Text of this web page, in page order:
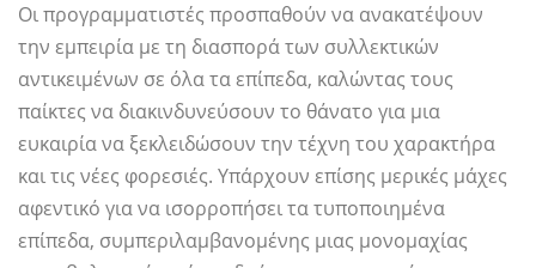
Οι προγραμματιστές προσπαθούν να ανακατέψουν
την εμπειρία με τη διασπορά των συλλεκτικών
αντικειμένων σε όλα τα επίπεδα, καλώντας τους
παίκτες να διακινδυνεύσουν το θάνατο για μια
ευκαιρία να ξεκλειδώσουν την τέχνη του χαρακτήρα
και τις νέες φορεσιές. Υπάρχουν επίσης μερικές μάχες
αφεντικό για να ισορροπήσει τα τυποποιημένα
επίπεδα, συμπεριλαμβανομένης μιας μονομαχίας